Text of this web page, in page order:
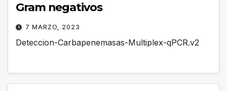
Gram negativos
7 MARZO, 2023
Deteccion-Carbapenemasas-Multiplex-qPCR.v2